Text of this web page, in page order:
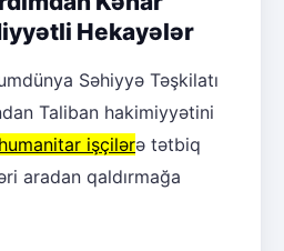
Hekayələr
Səhiyyə Təşkilatı
Taliban hakimiyyətini
işçilərə tətbiq
aradan qaldırmağa